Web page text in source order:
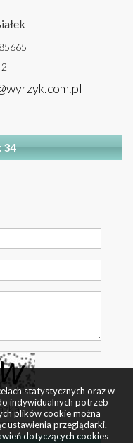
34
statystycznych oraz w
indywidualnych potrzeb
plików cookie można
ustawienia przeglądarki.
dotyczących cookies